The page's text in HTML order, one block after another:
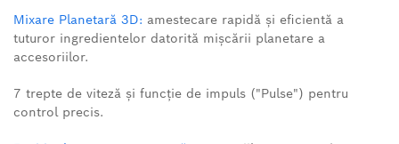
Mixare Planetară 3D: amestecare rapidă și eficientă a
tuturor ingredientelor datorită mișcării planetare a
accesoriilor.
7 trepte de viteză și funcție de impuls ("Pulse") pentru
control precis.